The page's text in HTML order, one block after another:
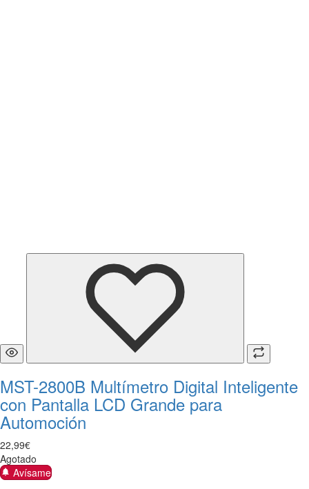
MST-2800B Multímetro Digital Inteligente
con Pantalla LCD Grande para
Automoción
22,99€
Agotado
Avísame